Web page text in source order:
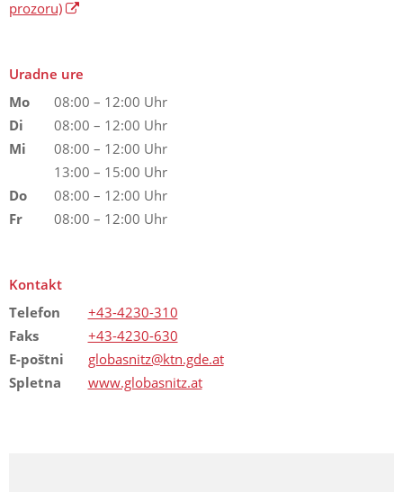
prozoru)
Uradne ure
Mo
08:00 – 12:00 Uhr
Di
08:00 – 12:00 Uhr
Mi
08:00 – 12:00 Uhr
13:00 – 15:00 Uhr
Do
08:00 – 12:00 Uhr
Fr
08:00 – 12:00 Uhr
Kontakt
Telefon
+43-4230-310
Faks
+43-4230-630
E-poštni
globasnitz@ktn.gde.at
Spletna
www.globasnitz.at